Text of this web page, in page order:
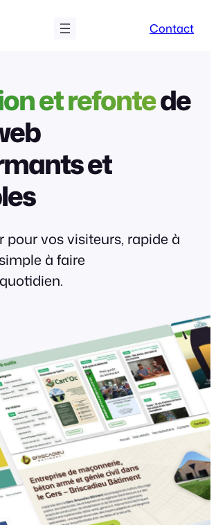
Contact
et refontede
et
pour vos visiteurs, rapide à
à faire